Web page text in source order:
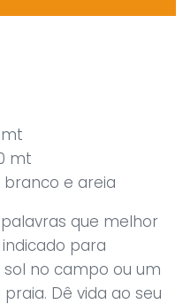
mt
mt
branco e areia
que melhor
para
no campo ou um
Dê vida ao seu